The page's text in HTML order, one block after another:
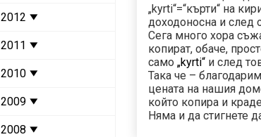
2012
2011
2010
2009
2008
„kyrti“=“кърти“ на
доходоносна и след
Сега много хора
копират, обаче,
само „kyrti“и след
Така че –
цената на нашия
който копира и
Няма и да стигнете